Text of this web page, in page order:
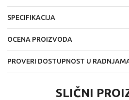
SPECIFIKACIJA
OCENA PROIZVODA
PROVERI DOSTUPNOST U
SLIČNI